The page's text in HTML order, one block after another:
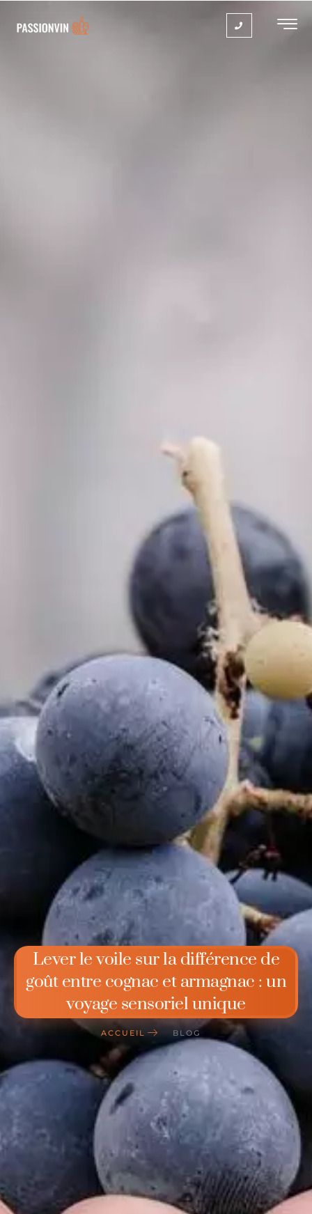
Lever le voile sur la différence de
goût entre cognac et armagnac : un
voyage sensoriel unique
ACCUEIL BLOG